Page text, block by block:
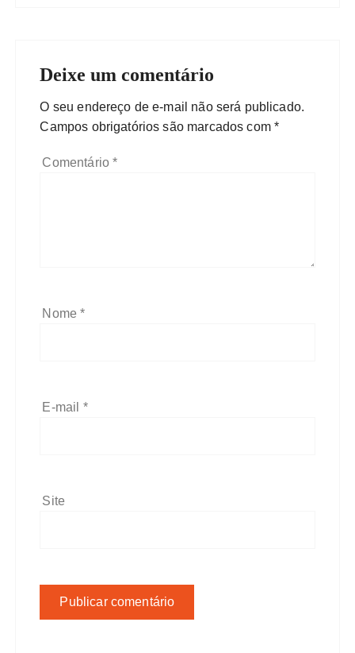
Deixe um comentário
O seu endereço de e-mail não será publicado.
Campos obrigatórios são marcados com*
Comentário*
Nome*
E-mail *
Site